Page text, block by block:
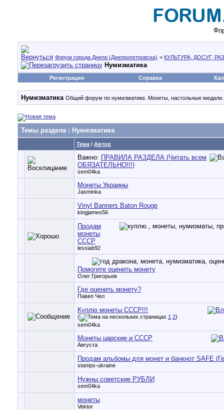
Форум города Днепр (Днепропетровска) > КУЛЬТУРА, ДОСУГ,
Нумизматика
Регистрация Справка
Нумизматика Общий форум по нумизматике. Монеты, настольные медали.
Темы раздела: Нумизматика
Тема / Автор
Важно: ПРАВИЛА РАЗДЕЛА (Читать всем
ОБЯЗАТЕЛЬНО!!!)
sem04ka
Монеты Украины
Jasminka
Vinyl Banners Baton Rouge
kingjames56
Продам
монеты
СССР
lessiab92
Помогите оценить монету
Олег Григорьев
Где оценить монету?
Павеп Чел
Куплю монеты СССР!!!
( 1 2)
sem04ka
Монеты царские и СССР
Августа
Продам альбомы для монет и банкнот SAFE
stamps-ukraine
Нужны советские РУБЛИ
sem04ka
монеты
Vektor